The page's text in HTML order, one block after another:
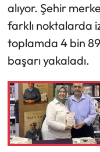
alıyor. Şehir
farklı noktalarda
toplamda 4 bin
başarı yakaladı.
Sağlık
Turizm